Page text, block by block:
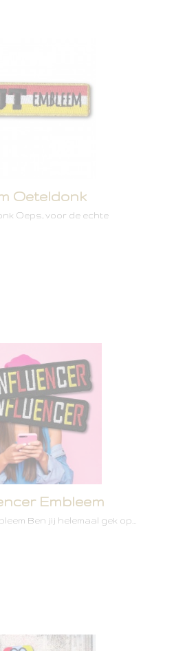
Oeteldonk
Oeps, voor de echte
Embleem
Ben jij helemaal gek op…